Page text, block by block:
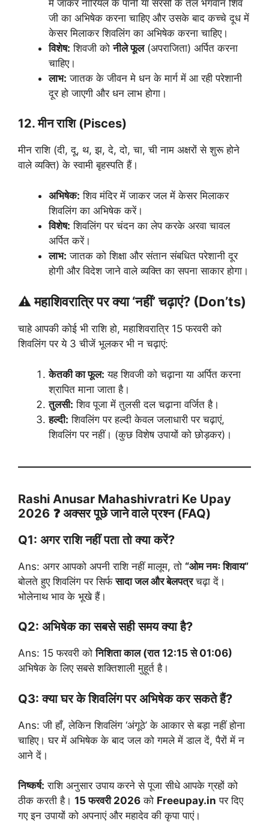
में जाकर नारियल के पानी या सरसों के तेल भगवान शिव
जी का अभिषेक करना चाहिए और उसके बाद कच्चे दूध में
केसर मिलाकर शिवलिंग का अभिषेक करना चाहिए।
विशेष: शिवजी कोनीले फूल(अपराजिता) अर्पित करना
चाहिए।
लाभ: जातक के जीवन मे धन के मार्ग में आ रही परेशानी
दूर हो जाएगी और धन लाभ होगा।
12. मीन राशि (Pisces)
मीन राशि (दी, दू, थ, झ, दे, दो, चा, ची नाम अक्षरों से शुरू होने
वाले व्यक्ति) के स्वामी बृहस्पति हैं।
अभिषेक: शिव मंदिर में जाकर जल में केसर मिलाकर
शिवलिंग का अभिषेक करें।
विशेष: शिवलिंग पर चंदन का लेप करके अरवा चावल
अर्पित करें।
लाभ: जातक को शिक्षा और संतान संबधित परेशानी दूर
होगी और विदेश जाने वाले व्यक्ति का सपना साकार होगा।
⚠️ महाशिवरात्रि पर क्या ‘नहीं’ चढ़ाएं? (Don’ts)
चाहे आपकी कोई भी राशि हो, महाशिवरात्रि 15 फरवरी को
शिवलिंग पर ये 3 चीजें भूलकर भी न चढ़ाएं:
केतकी का फूल: यह शिवजी को चढ़ाना या अर्पित करना
श्रापित माना जाता है।
तुलसी: शिव पूजा में तुलसी दल चढ़ाना वर्जित है।
हल्दी: शिवलिंग पर हल्दी केवल जलाधारी पर चढ़ाएं,
शिवलिंग पर नहीं। (कुछ विशेष उपायों को छोड़कर)।
Rashi Anusar Mahashivratri Ke Upay
2026 ❓ अक्सर पूछे जाने वाले प्रश्न (FAQ)
Q1: अगर राशि नहीं पता तो क्या करें?
Ans: अगर आपको अपनी राशि नहीं मालूम, तो “ओम नमः शिवाय”
बोलते हुए शिवलिंग पर सिर्फसादा जल और बेलपत्रचढ़ा दें।
भोलेनाथ भाव के भूखे हैं।
Q2: अभिषेक का सबसे सही समय क्या है?
Ans: 15 फरवरी कोनिशिता काल (रात 12:15 से 01:06)
अभिषेक के लिए सबसे शक्तिशाली मुहूर्त है।
Q3: क्या घर के शिवलिंग पर अभिषेक कर सकते हैं?
Ans: जी हाँ, लेकिन शिवलिंग ‘अंगूठे’ के आकार से बड़ा नहीं होना
चाहिए। घर में अभिषेक के बाद जल को गमले में डाल दें, पैरों में न
आने दें।
निष्कर्ष: राशि अनुसार उपाय करने से पूजा सीधे आपके ग्रहों को
ठीक करती है। 15 फरवरी 2026 को Freeupay.in पर दिए
गए इन उपायों को अपनाएं और महादेव की कृपा पाएं।